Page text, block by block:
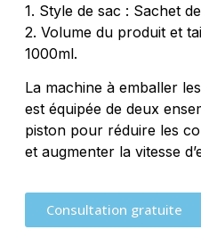
1. Style de sac : Sachet
2. Volume du produit et
1000ml.
La machine à emballer
est équipée de deux
piston pour réduire les
et augmenter la vitesse
Consultation gratuite